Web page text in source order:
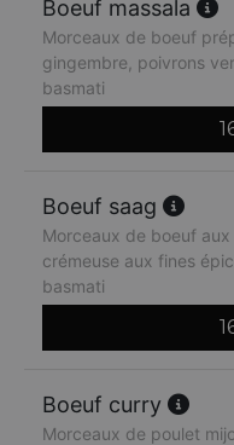
Boeuf massala
Morceaux de boeuf
gingembre, poivrons
basmati
Boeuf saag
Morceaux de boeuf
crémeuse aux fines
basmati
Boeuf curry
Morceaux de poulet